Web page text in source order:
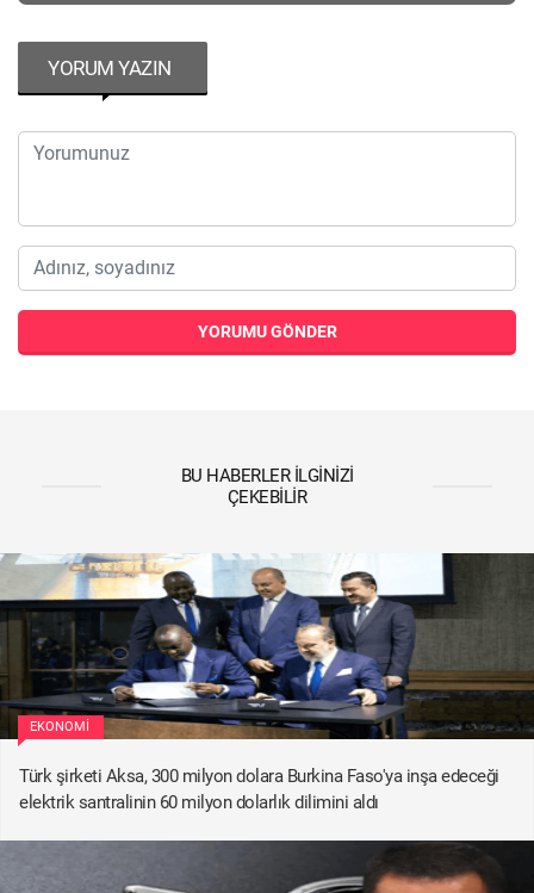
YORUM YAZIN
YORUMU GÖNDER
BU HABERLER İLGINIZI
ÇEKEBILIR
EKONOMI
Türk şirketi Aksa, 300 milyon dolara Burkina Faso'ya inşa edeceği
elektrik santralinin 60 milyon dolarlık dilimini aldı